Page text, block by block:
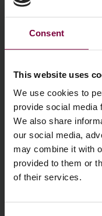
Consent
This website uses
We use cookies to
provide social media
We also share
our social media,
may combine it with
provided to them or
of their services.
Problemfri
værkstedet.
Kompakt
Wheel Restore-
pladsbesparende og